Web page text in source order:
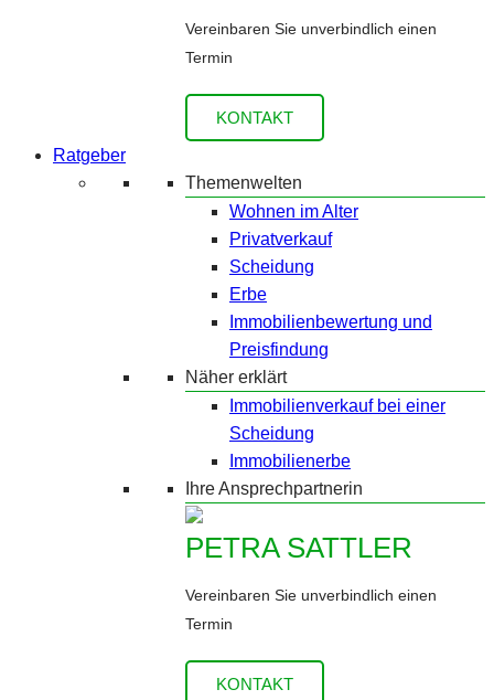
Vereinbaren Sie unverbindlich einen
Termin
KONTAKT
Ratgeber
Themenwelten
Wohnen im Alter
Privatverkauf
Scheidung
Erbe
Immobilienbewertung und
Preisfindung
Näher erklärt
Immobilienverkauf bei einer
Scheidung
Immobilienerbe
Ihre Ansprechpartnerin
PETRA SATTLER
Vereinbaren Sie unverbindlich einen
Termin
KONTAKT